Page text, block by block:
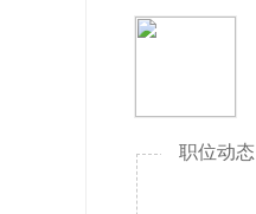
职位动态